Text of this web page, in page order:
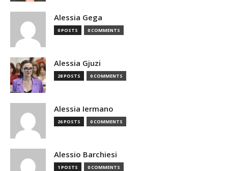
Alessia Gega
0 POSTS 0 COMMENTS
Alessia Gjuzi
28 POSTS 0 COMMENTS
Alessia Iermano
26 POSTS 0 COMMENTS
Alessio Barchiesi
1 POSTS 0 COMMENTS